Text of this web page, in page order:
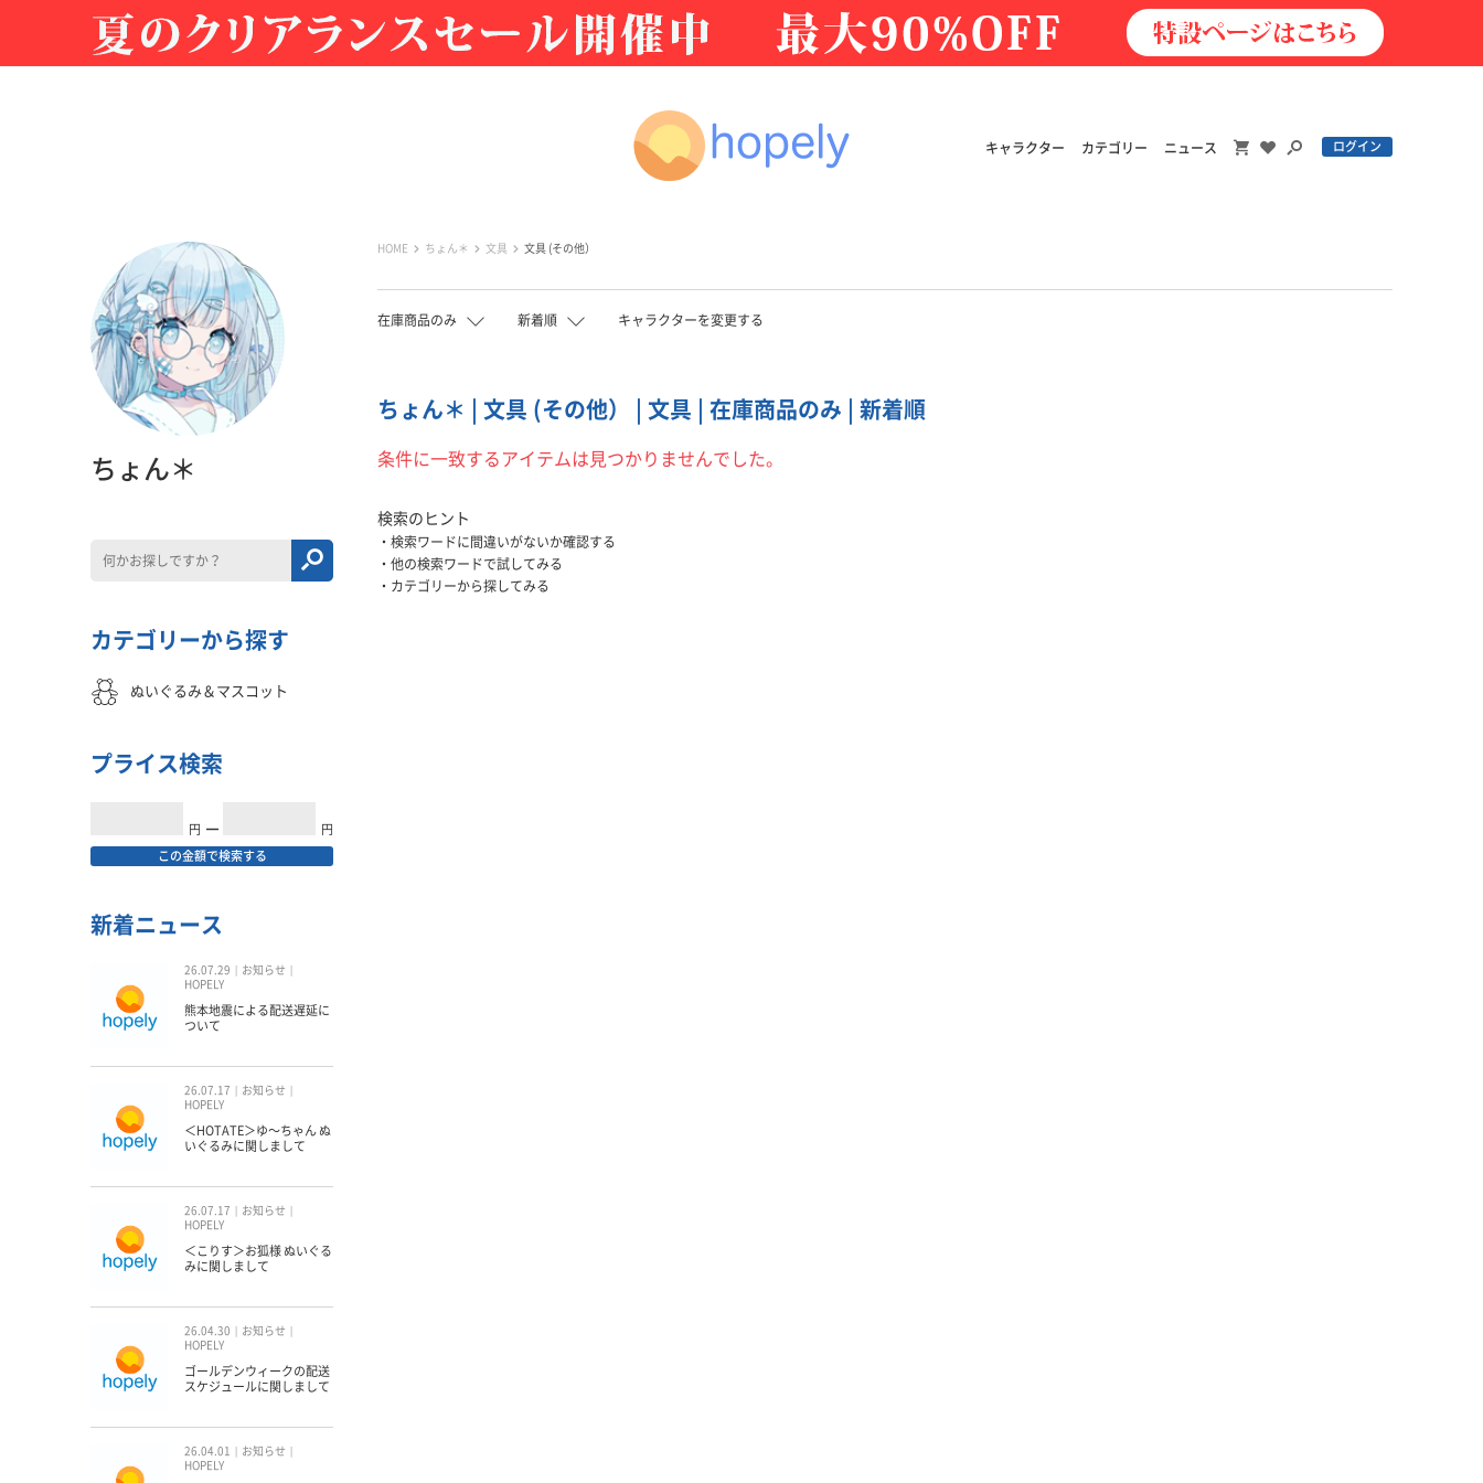
キャラクター カテゴリー ニュース ログイン
HOME ちょん＊ 文具 文具 (その他）
在庫商品のみ 新着順 キャラクターを変更する
ちょん＊ | 文具 (その他） | 文具 | 在庫商品のみ | 新着順
条件に一致するアイテムは見つかりませんでした。
検索のヒント
検索ワードに間違いがないか確認する
他の検索ワードで試してみる
カテゴリーから探してみる
ちょん＊
カテゴリーから探す
ぬいぐるみ＆マスコット
プライス検索
円 ━ 円
この金額で検索する
新着ニュース
26.07.29
お知らせ
HOPELY
熊本地震による配送遅延に
ついて
26.07.17
お知らせ
HOPELY
＜HOTATE＞ゆ〜ちゃん ぬ
いぐるみに関しまして
26.07.17
お知らせ
HOPELY
＜こりす＞お狐様 ぬいぐる
みに関しまして
26.04.30
お知らせ
HOPELY
ゴールデンウィークの配送
スケジュールに関しまして
26.04.01
お知らせ
HOPELY